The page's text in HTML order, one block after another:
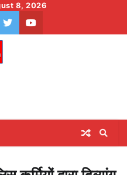
8, 2026
twitteryoutube